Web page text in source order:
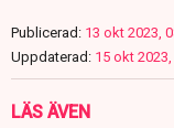
Publicerad: 13 okt 2023,
Uppdaterad: 15 okt
LÄS ÄVEN